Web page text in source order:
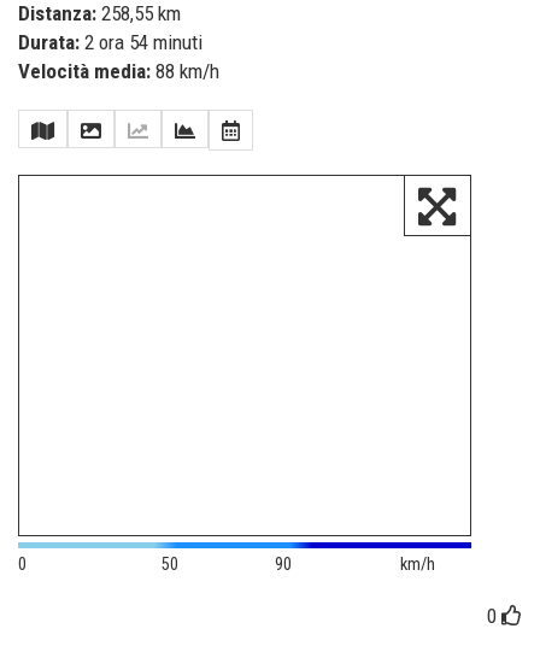
Distanza: 258,55 km
Durata: 2 ora 54 minuti
Velocità media: 88 km/h
0 50 90 km/h
0